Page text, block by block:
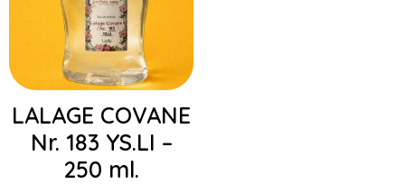
LALAGE COVANE
Nr. 183 YS.LI –
250 ml.